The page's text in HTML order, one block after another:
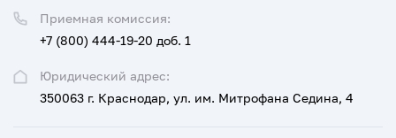
Юридический адрес:
350063 г. Краснодар, ул. им. Митрофана Седина, 4
Приемная комиссия:
+7 (800) 444-19-20 доб. 1